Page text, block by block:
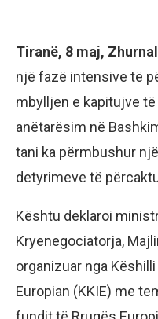
Tiranë, 8 maj,
një fazë intensive të
mbylljen e kapitujve
anëtarësim në
tani ka përmbushur
detyrimeve të
Kështu deklaroi
Kryenegociatorja,
organizuar nga
Europian (KKIE) me